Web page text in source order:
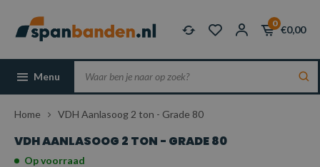
0
€0,00
Menu
Home VDH Aanlasoog 2 ton - Grade 80
VDH AANLASOOG 2 TON - GRADE 80
Op voorraad